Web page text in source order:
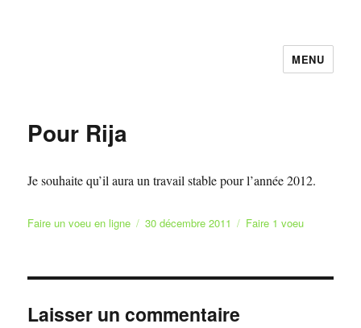
Faire et Ecrire un voeu gratuitement
MENU
Pour Rija
Je souhaite qu’il aura un travail stable pour l’année 2012.
Auteur
Faire un voeu en ligne
Publié
30 décembre 2011 Catégories
Faire 1 voeu
Laisser un commentaire